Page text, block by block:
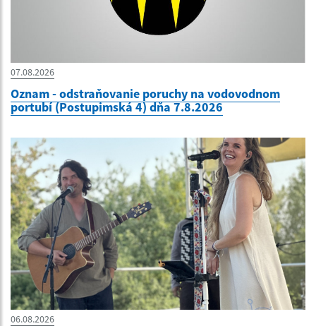
07.08.2026
Oznam - odstraňovanie poruchy na vodovodnom
portubí (Postupimská 4) dňa 7.8.2026
06.08.2026